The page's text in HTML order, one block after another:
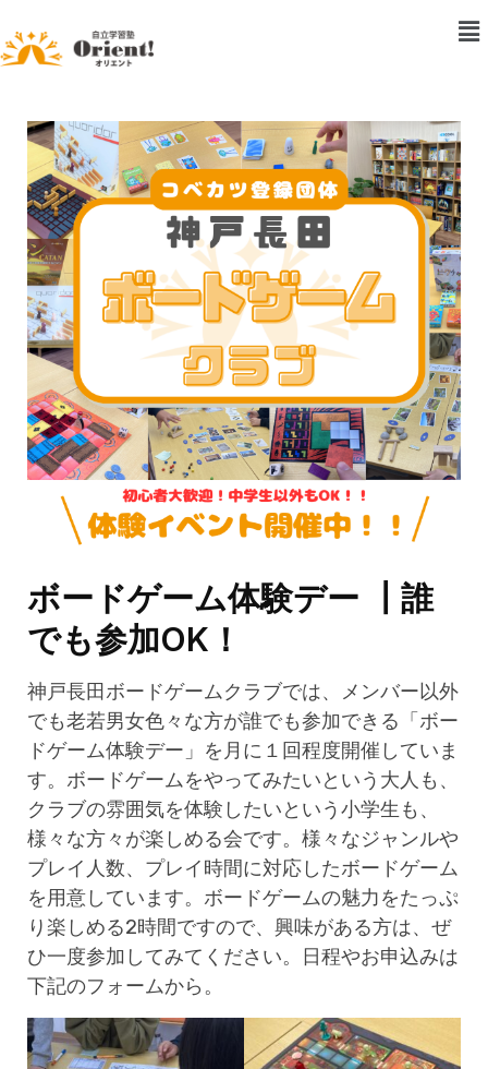
ボードゲーム体験デー ┃誰
でも参加OK！
神戸長田ボードゲームクラブでは、メンバー以外
でも老若男女色々な方が誰でも参加できる「ボー
ドゲーム体験デー」を月に１回程度開催していま
す。ボードゲームをやってみたいという大人も、
クラブの雰囲気を体験したいという小学生も、
様々な方々が楽しめる会です。様々なジャンルや
プレイ人数、プレイ時間に対応したボードゲーム
を用意しています。ボードゲームの魅力をたっぷ
り楽しめる2時間ですので、興味がある方は、ぜ
ひ一度参加してみてください。日程やお申込みは
下記のフォームから。